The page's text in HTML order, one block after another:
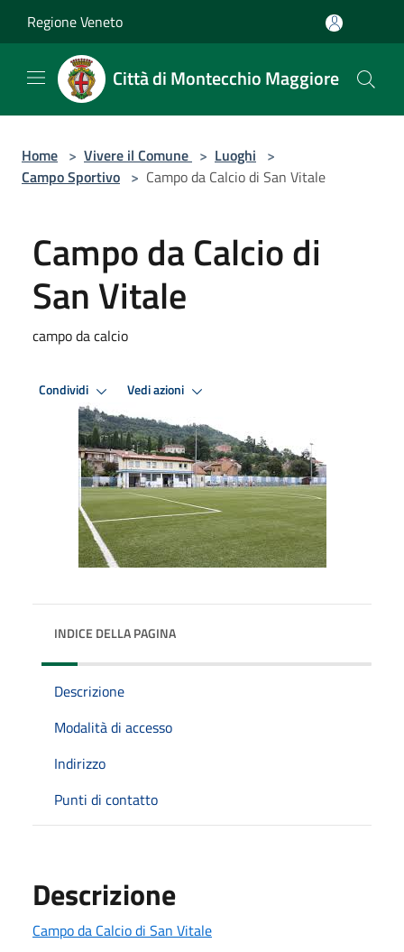
Regione Veneto
Città di Montecchio Maggiore
Home > Vivere il Comune > Luoghi >
Campo Sportivo > Campo da Calcio di San Vitale
Campo da Calcio di
San Vitale
campo da calcio
Condividi Vedi azioni
INDICE DELLA PAGINA
Descrizione
Modalità di accesso
Indirizzo
Punti di contatto
Descrizione
Campo da Calcio di San Vitale